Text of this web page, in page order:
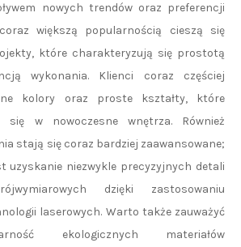
nowych trendów oraz preferencji
większą popularnością cieszą się
które charakteryzują się prostotą
wykonania. Klienci coraz częściej
kolory oraz proste kształty, które
się w nowoczesne wnętrza. Również
stają się coraz bardziej zaawansowane;
uzyskanie niezwykle precyzyjnych detali
dzięki zastosowaniu
laserowych. Warto także zauważyć
ekologicznych materiałów